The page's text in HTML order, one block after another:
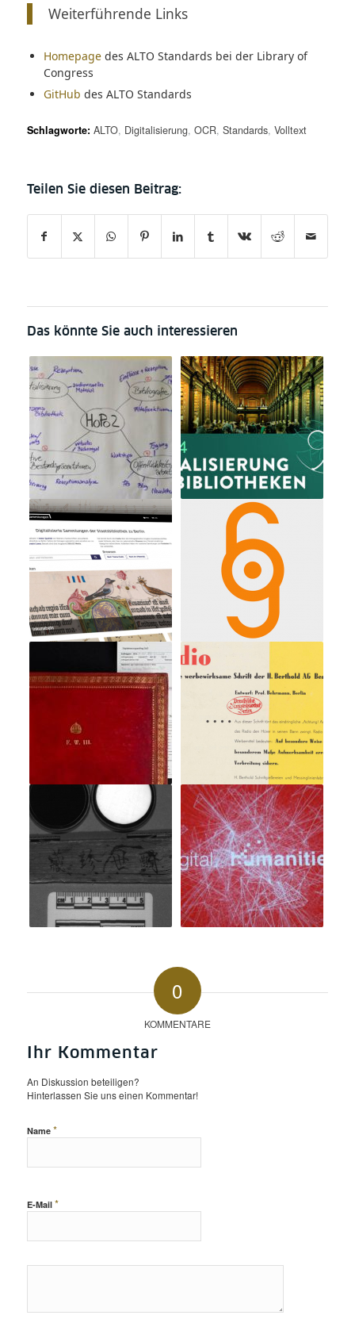
Weiterführende Links
Homepagedes ALTO Standards bei der Library of
Congress
GitHub des ALTO Standards
Schlagworte: ALTO, Digitalisierung, OCR, Standards, Volltext
Das könnte Sie auch interessieren
0
KOMMENTARE
Ihr Kommentar
An Diskussion beteiligen?
Hinterlassen Sie uns einen Kommentar!
Name *
E-Mail *